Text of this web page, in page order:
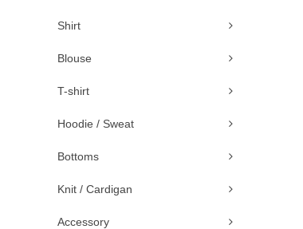
Shirt
Blouse
T-shirt
Hoodie / Sweat
Bottoms
Knit / Cardigan
Accessory